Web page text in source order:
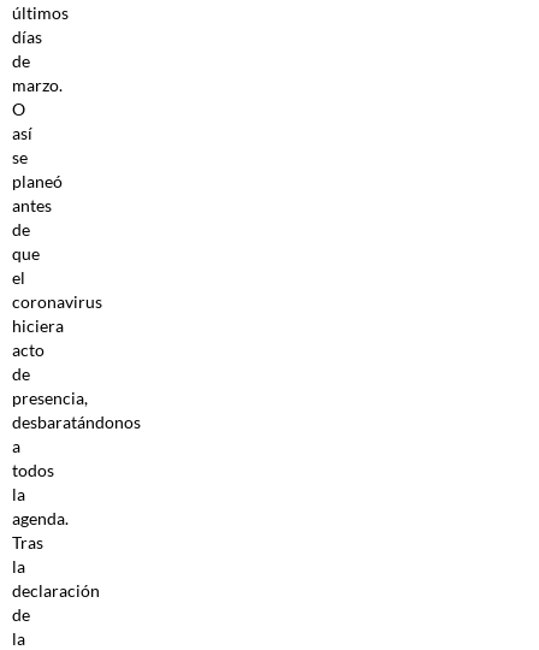
últimos
días
de
marzo.
O
así
se
planeó
antes
de
que
el
coronavirus
hiciera
acto
de
presencia,
desbaratándonos
a
todos
la
agenda.
Tras
la
declaración
de
la